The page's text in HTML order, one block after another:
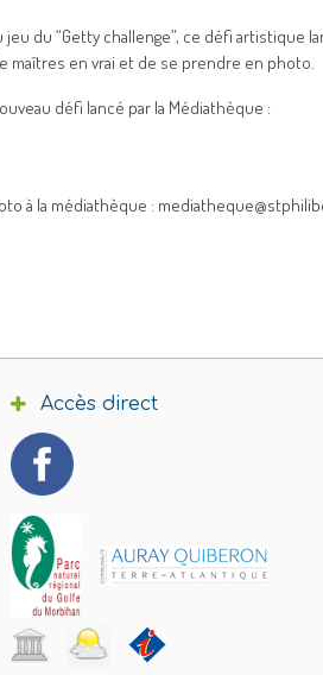
du “Getty challenge”, ce défi artistique
maîtres en vrai et de se prendre en photo.
défi lancé par la Médiathèque :
à la médiathèque :
Accès direct